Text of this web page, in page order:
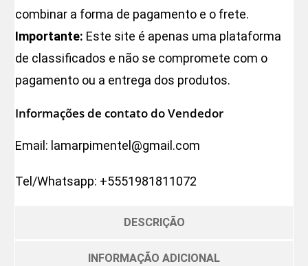
combinar a forma de pagamento e o frete.
Importante: Este site é apenas uma plataforma
de classificados e não se compromete com o
pagamento ou a entrega dos produtos.
Informações de contato do Vendedor
Email: lamarpimentel@gmail.com
Tel/Whatsapp: +5551981811072
DESCRIÇÃO
INFORMAÇÃO ADICIONAL